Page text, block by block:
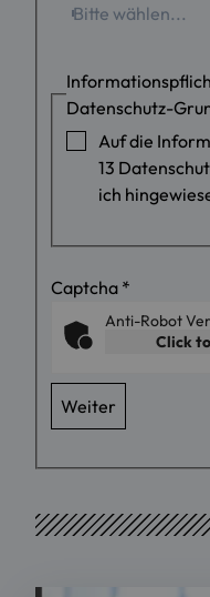
Bitte wählen...
Datenschutz-
Auf die
13
ich
Captcha *
Anti-Robot
Click